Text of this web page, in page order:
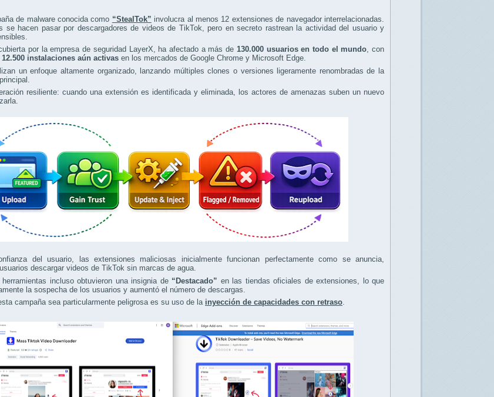
de malware conocida como “StealTok” involucra al menos 12 extensiones de navegador interrelacionadas.
se hacen pasar por descargadores de videos de TikTok, pero en secreto rastrean la actividad del usuario y
por la empresa de seguridad LayerX, ha afectado a más de 130.000 usuarios en todo el mundo, con
12.500 instalaciones aún activas en los mercados de Google Chrome y Microsoft Edge.
un enfoque altamente organizado, lanzando múltiples clones o versiones ligeramente renombradas de la
resiliente: cuando una extensión es identificada y eliminada, los actores de amenazas suben un nuevo
del usuario, las extensiones maliciosas inicialmente funcionan perfectamente como se anuncia,
descargar videos de TikTok sin marcas de agua.
incluso obtuvieron una insignia de “Destacado” en las tiendas oficiales de extensiones, lo que
la sospecha de los usuarios y aumentó el número de descargas.
campaña sea particularmente peligrosa es su uso de la inyección de capacidades con retraso.